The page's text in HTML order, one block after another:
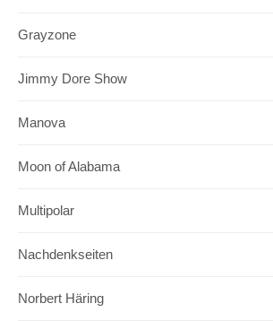
Grayzone
Jimmy Dore Show
Manova
Moon of Alabama
Multipolar
Nachdenkseiten
Norbert Häring